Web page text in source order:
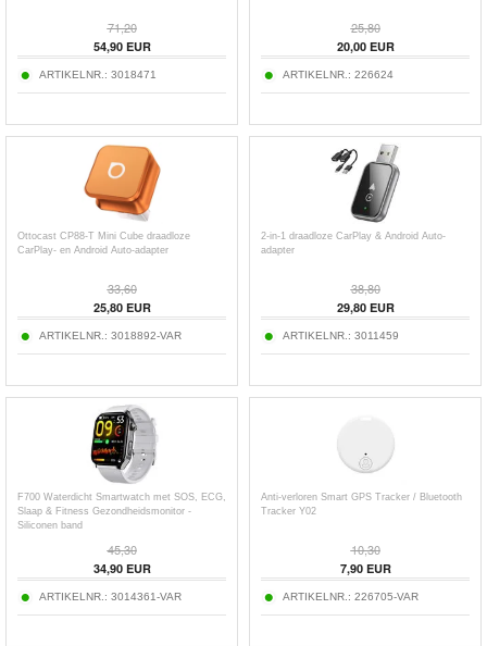
71,20
54,90EUR
ARTIKELNR.: 3018471
25,80
20,00EUR
ARTIKELNR.: 226624
Ottocast CP88-T Mini Cube draadloze
CarPlay- en Android Auto-adapter
33,60
25,80EUR
ARTIKELNR.: 3018892-VAR
2-in-1 draadloze CarPlay & Android Auto-
adapter
38,80
29,80EUR
ARTIKELNR.: 3011459
F700 Waterdicht Smartwatch met SOS, ECG,
Slaap & Fitness Gezondheidsmonitor -
Siliconen band
45,30
34,90EUR
ARTIKELNR.: 3014361-VAR
Anti-verloren Smart GPS Tracker / Bluetooth
Tracker Y02
10,30
7,90EUR
ARTIKELNR.: 226705-VAR